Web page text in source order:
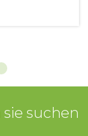
suchen